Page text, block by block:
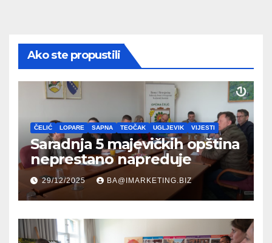
Ako ste propustili
ČELIĆ LOPARE SAPNA TEOČAK UGLJEVIK VIJESTI
Saradnja 5 majevičkih opština
neprestano napreduje
29/12/2025 BA@IMARKETING.BIZ